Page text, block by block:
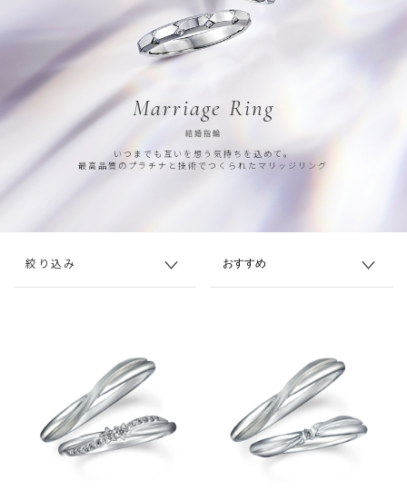
Marriage Ring
結婚指輪
いつまでも互いを想う気持ちを込めて。
最高品質のプラチナと技術でつくられたマリッジリング
絞り込み